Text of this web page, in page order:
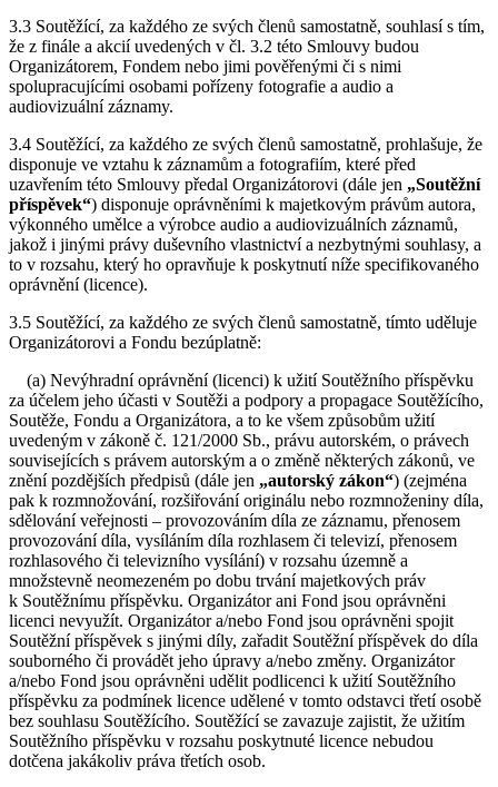
3.3 Soutěžící, za každého ze svých členů samostatně, souhlasí s tím,
že z finále a akcií uvedených v čl. 3.2 této Smlouvy budou
Organizátorem, Fondem nebo jimi pověřenými či s nimi
spolupracujícími osobami pořízeny fotografie a audio a
audiovizuální záznamy.
3.4 Soutěžící, za každého ze svých členů samostatně, prohlašuje, že
disponuje ve vztahu k záznamům a fotografiím, které před
uzavřením této Smlouvy předal Organizátorovi (dále jen „Soutěžní
příspěvek“) disponuje oprávněními k majetkovým právům autora,
výkonného umělce a výrobce audio a audiovizuálních záznamů,
jakož i jinými právy duševního vlastnictví a nezbytnými souhlasy, a
to v rozsahu, který ho opravňuje k poskytnutí níže specifikovaného
oprávnění (licence).
3.5 Soutěžící, za každého ze svých členů samostatně, tímto uděluje
Organizátorovi a Fondu bezúplatně:
(a) Nevýhradní oprávnění (licenci) k užití Soutěžního příspěvku
za účelem jeho účasti v Soutěži a podpory a propagace Soutěžícího,
Soutěže, Fondu a Organizátora, a to ke všem způsobům užití
uvedeným v zákoně č. 121/2000 Sb., právu autorském, o právech
souvisejících s právem autorským a o změně některých zákonů, ve
znění pozdějších předpisů (dále jen „autorský zákon“) (zejména
pak k rozmnožování, rozšiřování originálu nebo rozmnoženiny díla,
sdělování veřejnosti – provozováním díla ze záznamu, přenosem
provozování díla, vysíláním díla rozhlasem či televizí, přenosem
rozhlasového či televizního vysílání) v rozsahu územně a
množstevně neomezeném po dobu trvání majetkových práv
k Soutěžnímu příspěvku. Organizátor ani Fond jsou oprávněni
licenci nevyužít. Organizátor a/nebo Fond jsou oprávněni spojit
Soutěžní příspěvek s jinými díly, zařadit Soutěžní příspěvek do díla
souborného či provádět jeho úpravy a/nebo změny. Organizátor
a/nebo Fond jsou oprávněni udělit podlicenci k užití Soutěžního
příspěvku za podmínek licence udělené v tomto odstavci třetí osobě
bez souhlasu Soutěžícího. Soutěžící se zavazuje zajistit, že užitím
Soutěžního příspěvku v rozsahu poskytnuté licence nebudou
dotčena jakákoliv práva třetích osob.